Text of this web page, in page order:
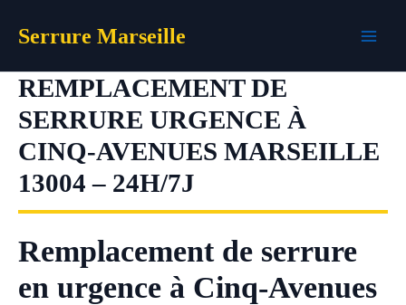
Serrure Marseille
REMPLACEMENT DE
SERRURE URGENCE À
CINQ-AVENUES MARSEILLE
13004 – 24H/7J
Remplacement de serrure
en urgence à Cinq-Avenues